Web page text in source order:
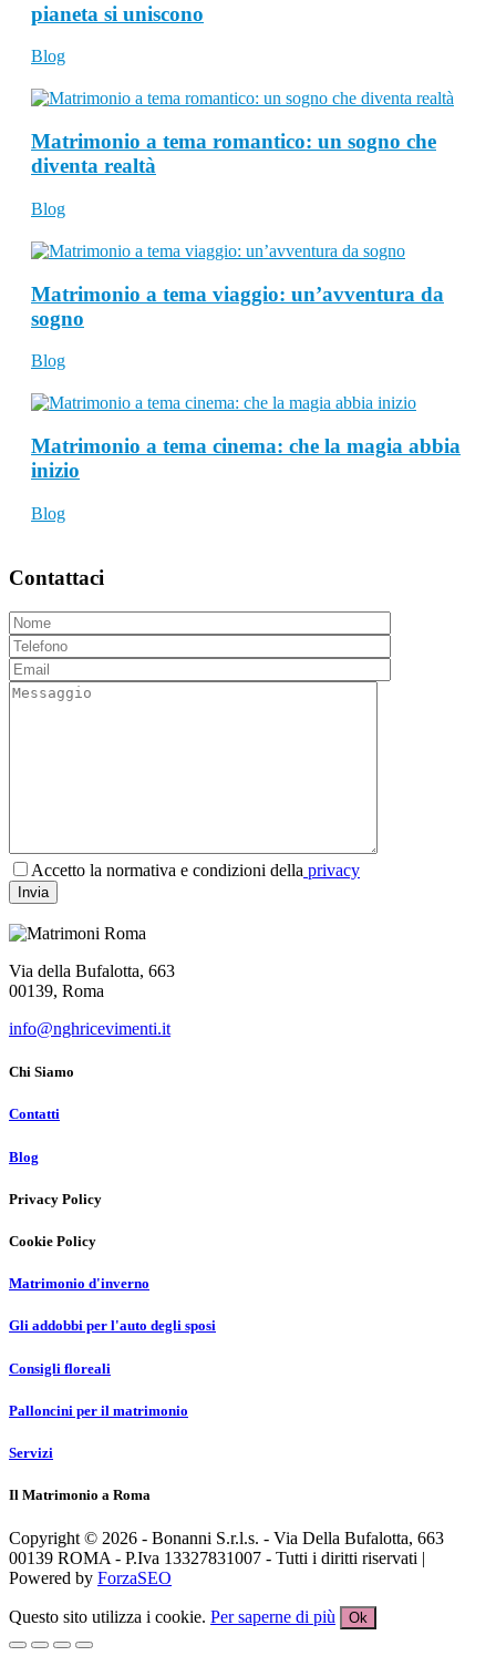
pianeta si uniscono
Blog
Matrimonio a tema romantico: un sogno che
diventa realtà
Blog
Matrimonio a tema viaggio: un’avventura da
sogno
Blog
Matrimonio a tema cinema: che la magia abbia
inizio
Blog
Contattaci
Accetto la normativa e condizioni della privacy
Via della Bufalotta, 663
00139, Roma
info@nghricevimenti.it
Chi Siamo
Contatti
Blog
Privacy Policy
Cookie Policy
Matrimonio d'inverno
Gli addobbi per l'auto degli sposi
Consigli floreali
Palloncini per il matrimonio
Servizi
Il Matrimonio a Roma
Copyright © 2026 - Bonanni S.r.l.s. - Via Della Bufalotta, 663
00139 ROMA - P.Iva 13327831007 - Tutti i diritti riservati |
Powered by ForzaSEO
Questo sito utilizza i cookie. Per saperne di più Ok